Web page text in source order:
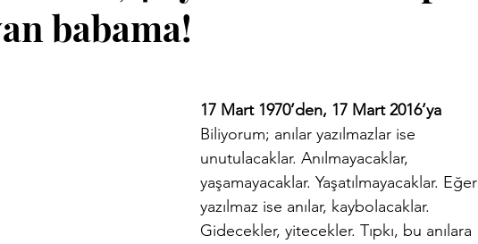
Demirci Yazıları Eski Kitaplar
İzmir Yazıları Kent Kimliği
Nazim Nasreddinov Yazıları
babama!
17 Mart 1970’den, 17 Mart 2016’ya
Biliyorum; anılar yazılmazlar ise
unutulacaklar. Anılmayacaklar,
yaşamayacaklar. Yaşatılmayacaklar. Eğer
yazılmaz ise anılar, kaybolacaklar.
Gidecekler, yitecekler. Tıpkı, bu anılara